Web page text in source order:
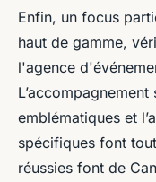
Enfin, un focus
haut de gamme,
l'agence
emblématiques et
spécifiques font
réussies font de